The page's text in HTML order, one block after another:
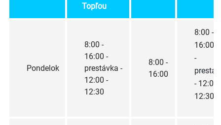
Topľou
Pondelok
8:00 -
16:00 -
prestávka -
12:00 -
12:30
8:00 -
16:00
8:00 -
16:00
-
- 12:00
12:30